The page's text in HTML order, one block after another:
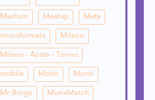
Medium Meetup Meta
microformats Milano
Milano - Aosta - Torino
mobile Modo Monti
Mr. Bingo MusixMatch